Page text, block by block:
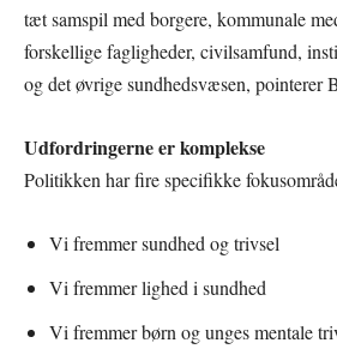
tæt samspil med borgere, kommunale
forskellige fagligheder, civilsamfund,
og det øvrige sundhedsvæsen, pointerer
Udfordringerne er komplekse
Politikken har fire specifikke
Vi fremmer sundhed og trivsel
Vi fremmer lighed i sundhed
Vi fremmer børn og unges mentale